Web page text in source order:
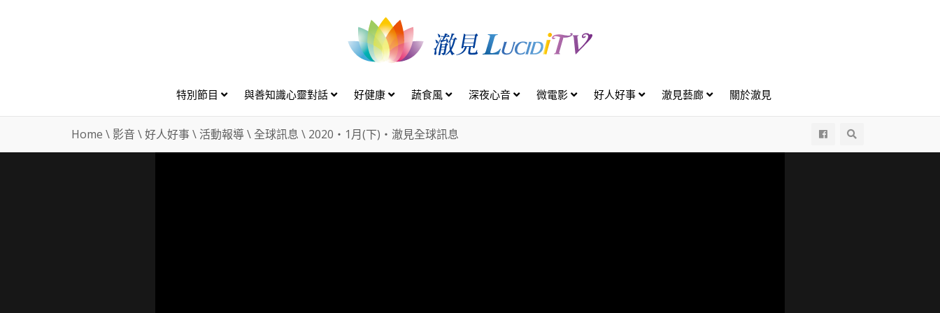
特別節目 與善知識心靈對話 好健康 蔬食風 深夜心音 微電影 好人好事 澈見藝廊 關於澈見
Home \ 影音 \好人好事\ 活動報導\ 全球訊息 \ 2020・1月(下)・澈見全球訊息